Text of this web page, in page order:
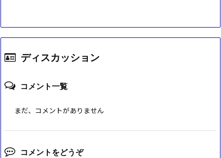
ディスカッション
コメント一覧
まだ、コメントがありません
コメントをどうぞ